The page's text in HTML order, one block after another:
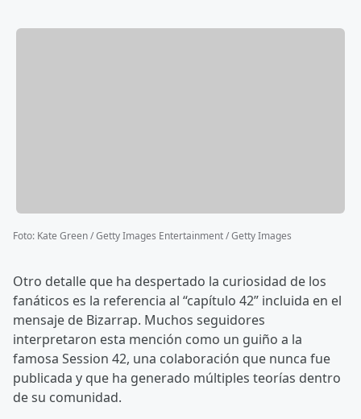
Foto: Kate Green / Getty Images Entertainment / Getty Images
Otro detalle que ha despertado la curiosidad de los
fanáticos es la referencia al “capítulo 42” incluida en el
mensaje de Bizarrap. Muchos seguidores
interpretaron esta mención como un guiño a la
famosa Session 42, una colaboración que nunca fue
publicada y que ha generado múltiples teorías dentro
de su comunidad.